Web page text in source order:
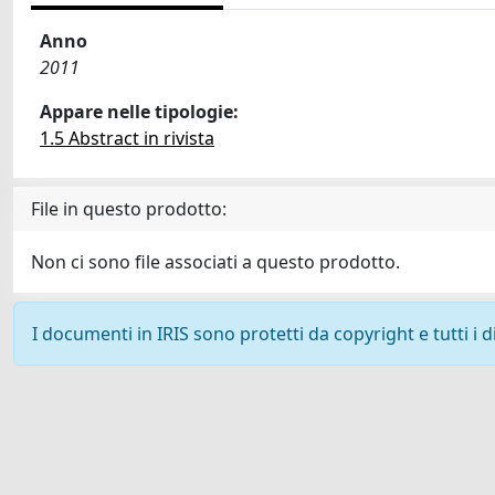
Anno
2011
Appare nelle tipologie:
1.5 Abstract in rivista
File in questo prodotto:
Non ci sono file associati a questo prodotto.
I documenti in IRIS sono protetti da copyright e tutti i